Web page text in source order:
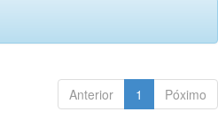
Anterior 1 Póximo